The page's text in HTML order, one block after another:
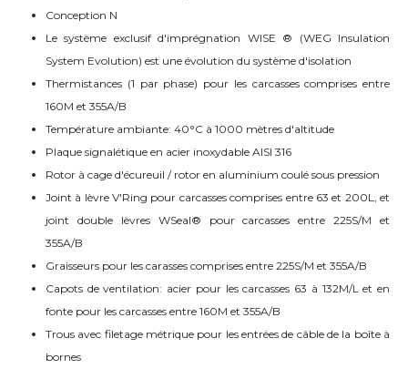
Conception N
Le système exclusif d'imprégnation WISE ® (WEG Insulation
System Evolution) est une évolution du système d'isolation
Thermistances (1 par phase) pour les carcasses comprises entre
160M et 355A/B
Température ambiante: 40°C à 1000 mètres d'altitude
Plaque signalétique en acier inoxydable AISI 316
Rotor à cage d'écureuil / rotor en aluminium coulé sous pression
Joint à lèvre V'Ring pour carcasses comprises entre 63 et 200L, et
joint double lèvres WSeal® pour carcasses entre 225S/M et
355A/B
Graisseurs pour les carasses comprises entre 225S/M et 355A/B
Capots de ventilation: acier pour les carcasses 63 à 132M/L et en
fonte pour les carcasses entre 160M et 355A/B
Trous avec filetage métrique pour les entrées de câble de la boîte à
bornes